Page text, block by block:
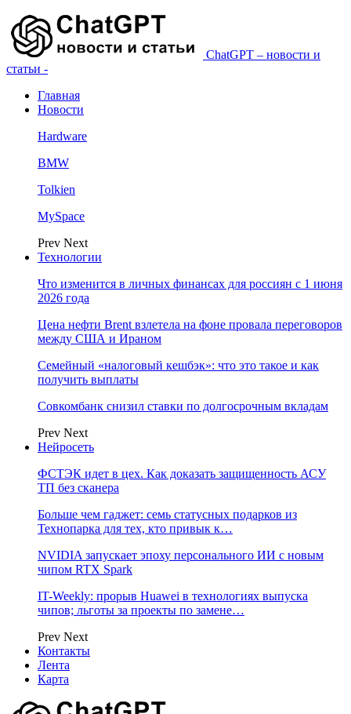
ChatGPT – новости и
статьи -
Главная
Новости
Hardware
BMW
Tolkien
MySpace
Prev Next
Технологии
Что изменится в личных финансах для россиян с 1 июня
2026 года
Цена нефти Brent взлетела на фоне провала переговоров
между США и Ираном
Семейный «налоговый кешбэк»: что это такое и как
получить выплаты
Совкомбанк снизил ставки по долгосрочным вкладам
Prev Next
Нейросеть
ФСТЭК идет в цех. Как доказать защищенность АСУ
ТП без сканера
Больше чем гаджет: семь статусных подарков из
Технопарка для тех, кто привык к…
NVIDIA запускает эпоху персонального ИИ с новым
чипом RTX Spark
IT-Weekly: прорыв Huawei в технологиях выпуска
чипов; льготы за проекты по замене…
Prev Next
Контакты
Лента
Карта